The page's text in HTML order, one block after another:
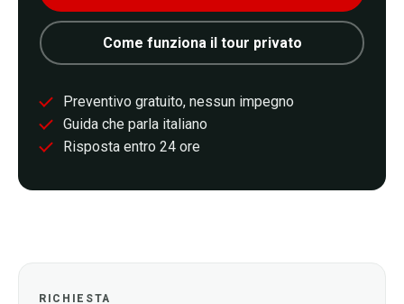
Come funziona il tour privato
Preventivo gratuito, nessun impegno
Guida che parla italiano
Risposta entro 24 ore
RICHIESTA